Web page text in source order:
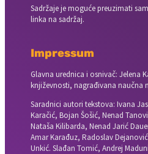
Sadržaje je moguće preuzimati
linka na sadržaj.
Impressum
Glavna urednica i osnivač: Jelena
književnosti, nagrađivana naučna
Saradnici autori tekstova: Ivana
Karačić, Bojan Šošić, Nenad
Nataša Kilibarda, Nenad Jarić
Amar Karađuz, Radoslav
Unkić. Slađan Tomić, Andrej